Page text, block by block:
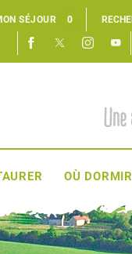
SÉJOUR 0
OÙ DORMIR